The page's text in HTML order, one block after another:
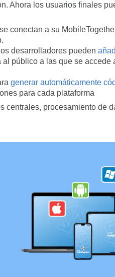
Ahora los usuarios finales
conectan a su
desarrolladores pueden
público a las que se accede
generar automáticamente
para cada plataforma
centrales, procesamiento de